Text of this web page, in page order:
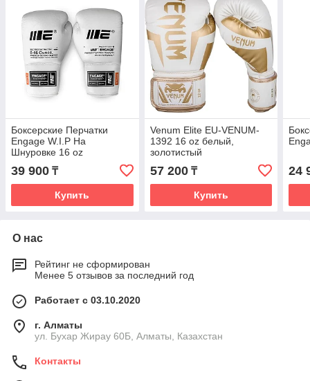
Боксерские Перчатки
Engage W.I.P На
Шнуровке 16 oz
39 900 ₸
Купить
Venum Elite ‎EU-VENUM-
1392 16 oz белый,
золотистый
57 200₸
Купить
24
О нас
Рейтинг не сформирован
Менее 5 отзывов за последний год
Работает с 03.10.2020
г. Алматы
ул. Бухар Жирау 60Б, Алматы, Казахстан
Контакты